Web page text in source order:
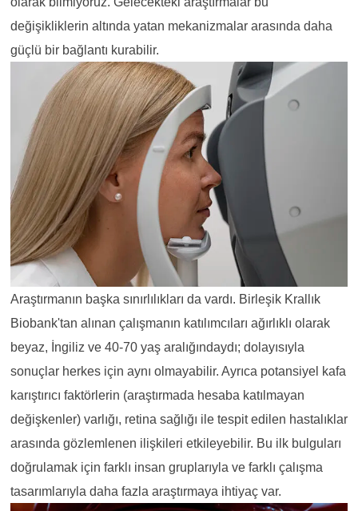
değişikliklerin altında yatan mekanizmalar arasında daha
güçlü bir bağlantı kurabilir.
Araştırmanın başka sınırlılıkları da vardı. Birleşik Krallık
Biobank'tan alınan çalışmanın katılımcıları ağırlıklı olarak
beyaz, İngiliz ve 40-70 yaş aralığındaydı; dolayısıyla
sonuçlar herkes için aynı olmayabilir. Ayrıca potansiyel kafa
karıştırıcı faktörlerin (araştırmada hesaba katılmayan
değişkenler) varlığı, retina sağlığı ile tespit edilen hastalıklar
arasında gözlemlenen ilişkileri etkileyebilir. Bu ilk bulguları
doğrulamak için farklı insan gruplarıyla ve farklı çalışma
tasarımlarıyla daha fazla araştırmaya ihtiyaç var.